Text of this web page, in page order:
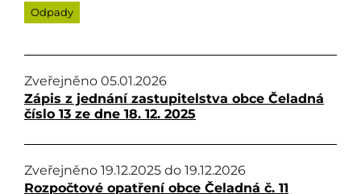
Odpady
Zveřejněno 05.01.2026
Zápis z jednání zastupitelstva obce Čeladná
číslo 13 ze dne 18. 12. 2025
Zveřejněno 19.12.2025 do 19.12.2026
Rozpočtové opatření obce Čeladná č. 11